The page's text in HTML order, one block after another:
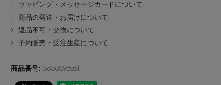
チャーム・ストラップ
その他(傘・ハンカチ・時計など)
EDITOR'S CLOSET
ラッピング・メッセージカードについて
商品の発送・お届けについて
返品不可・交換について
予約販売・受注生産について
商品番号: 3630396061